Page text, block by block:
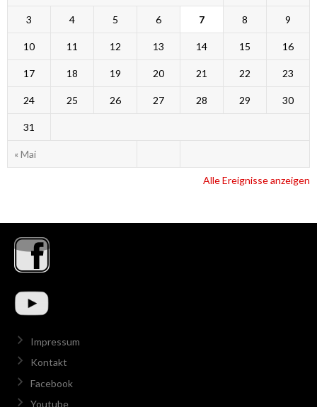
« Mai
3 4 5 6 7 8 9
10 11 12 13 14 15 16
17 18 19 20 21 22 23
24 25 26 27 28 29 30
31
Alle Ereignisse anzeigen
Impressum
Kontakt
Facebook
Youtube